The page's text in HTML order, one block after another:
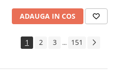
ADAUGA IN COS
1 2 3 ... 151